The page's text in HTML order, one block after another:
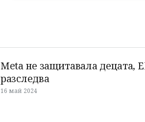
Meta не защитавала децата,
разследва
16 май 2024